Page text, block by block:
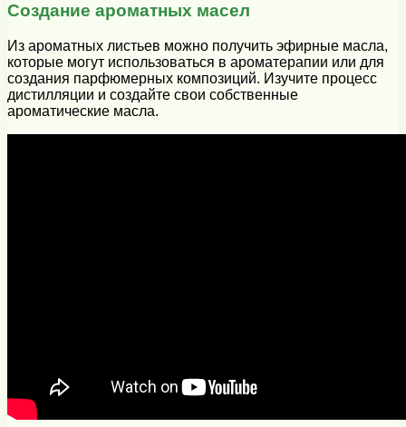
Создание ароматных масел
Из ароматных листьев можно получить эфирные масла,
которые могут использоваться в ароматерапии или для
создания парфюмерных композиций. Изучите процесс
дистилляции и создайте свои собственные
ароматические масла.